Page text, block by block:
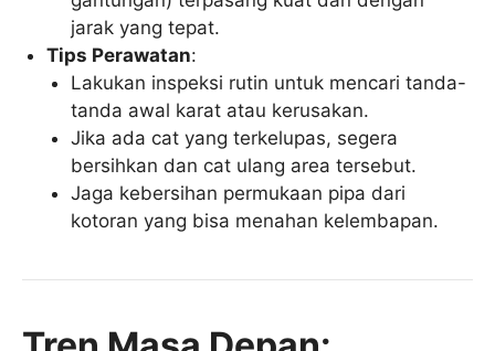
jarak yang tepat.
Tips Perawatan:
Lakukan inspeksi rutin untuk mencari tanda-
tanda awal karat atau kerusakan.
Jika ada cat yang terkelupas, segera
bersihkan dan cat ulang area tersebut.
Jaga kebersihan permukaan pipa dari
kotoran yang bisa menahan kelembapan.